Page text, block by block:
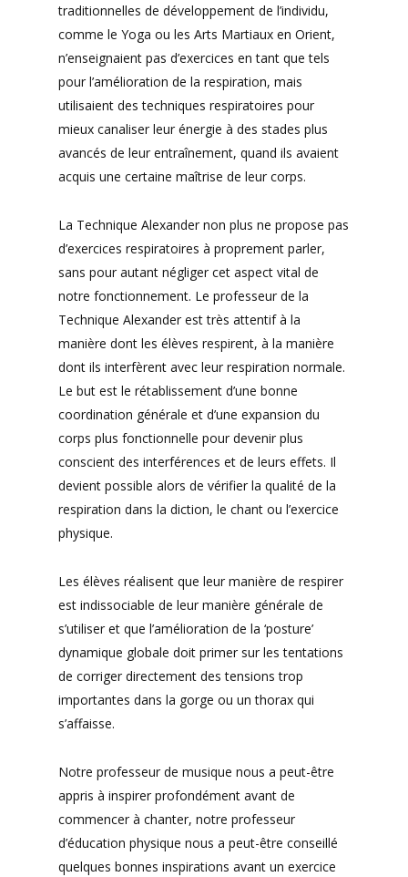
traditionnelles de développement de l’individu,
comme le Yoga ou les Arts Martiaux en Orient,
n’enseignaient pas d’exercices en tant que tels
pour l’amélioration de la respiration, mais
utilisaient des techniques respiratoires pour
mieux canaliser leur énergie à des stades plus
avancés de leur entraînement, quand ils avaient
acquis une certaine maîtrise de leur corps.
La Technique Alexander non plus ne propose pas
d’exercices respiratoires à proprement parler,
sans pour autant négliger cet aspect vital de
notre fonctionnement. Le professeur de la
Technique Alexander est très attentif à la
manière dont les élèves respirent, à la manière
dont ils interfèrent avec leur respiration normale.
Le but est le rétablissement d’une bonne
coordination générale et d’une expansion du
corps plus fonctionnelle pour devenir plus
conscient des interférences et de leurs effets. Il
devient possible alors de vérifier la qualité de la
respiration dans la diction, le chant ou l’exercice
physique.
Les élèves réalisent que leur manière de respirer
est indissociable de leur manière générale de
s’utiliser et que l’amélioration de la ‘posture’
dynamique globale doit primer sur les tentations
de corriger directement des tensions trop
importantes dans la gorge ou un thorax qui
s’affaisse.
Notre professeur de musique nous a peut-être
appris à inspirer profondément avant de
commencer à chanter, notre professeur
d’éducation physique nous a peut-être conseillé
quelques bonnes inspirations avant un exercice